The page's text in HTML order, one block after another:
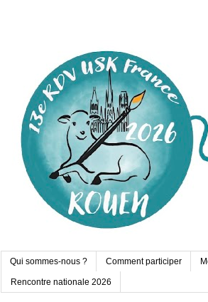
Qui sommes-nous ? Comment participer
Rencontre nationale 2026